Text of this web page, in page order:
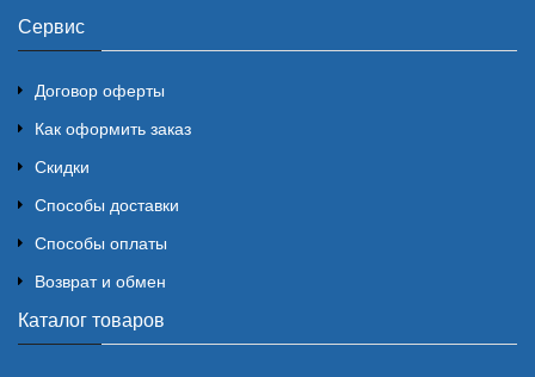
Сервис
Договор оферты
Как оформить заказ
Скидки
Способы доставки
Способы оплаты
Возврат и обмен
Каталог товаров